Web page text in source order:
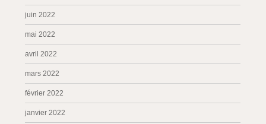
juin 2022
mai 2022
avril 2022
mars 2022
février 2022
janvier 2022